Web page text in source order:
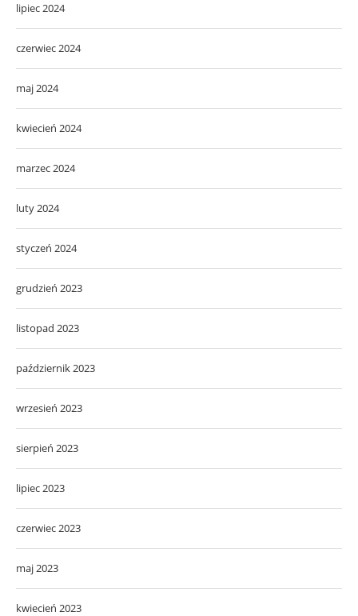
lipiec 2024
czerwiec 2024
maj 2024
kwiecień 2024
marzec 2024
luty 2024
styczeń 2024
grudzień 2023
listopad 2023
październik 2023
wrzesień 2023
sierpień 2023
lipiec 2023
czerwiec 2023
maj 2023
kwiecień 2023